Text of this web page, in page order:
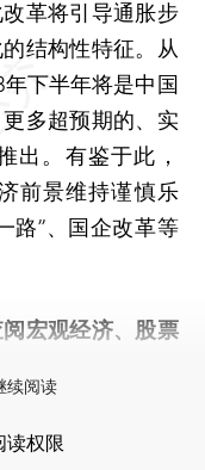
革将引导通胀步
结构性特征。从
下半年将是中国
多超预期的、实
出。有鉴于此，
前景维持谨慎乐
路”、国企改革等
阅宏观经济、股票
续阅读
读权限